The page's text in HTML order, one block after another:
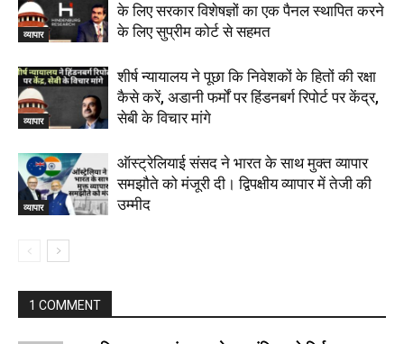
व्यापार
के लिए सरकार विशेषज्ञों का एक पैनल स्थापित करने
के लिए सुप्रीम कोर्ट से सहमत
व्यापार
शीर्ष न्यायालय ने पूछा कि निवेशकों के हितों की रक्षा
कैसे करें, अडानी फर्मों पर हिंडनबर्ग रिपोर्ट पर केंद्र,
सेबी के विचार मांगे
व्यापार
ऑस्ट्रेलियाई संसद ने भारत के साथ मुक्त व्यापार
समझौते को मंजूरी दी। द्विपक्षीय व्यापार में तेजी की
उम्मीद
1 COMMENT